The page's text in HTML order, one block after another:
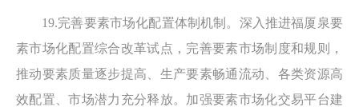
19.完善要素市场化配置体制机制。深入推进福厦泉要
素市场化配置综合改革试点，完善要素市场制度和规则，
推动要素质量逐步提高、生产要素畅通流动、各类资源高
效配置、市场潜力充分释放。加强要素市场化交易平台建